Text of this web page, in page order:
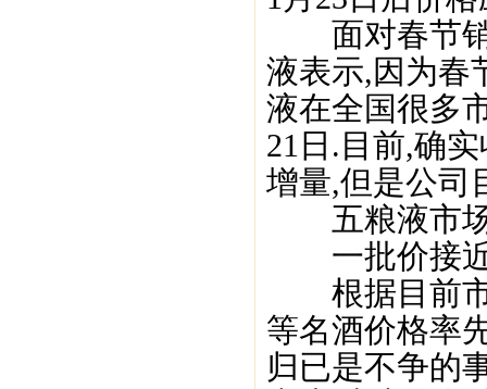
面对春节销
液表示,因为春
液在全国很多
21日.目前,确
增量,但是公司
五粮液市场
一批价接近
根据目前市
等名酒价格率
归已是不争的